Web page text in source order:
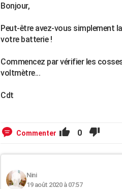
Bonjour,
Peut-être avez-vous simplement
votre batterie !
Commencez par vérifier les
voltmètre...
Cdt
Commenter 0
Nini
19 août 2020 à 07:57